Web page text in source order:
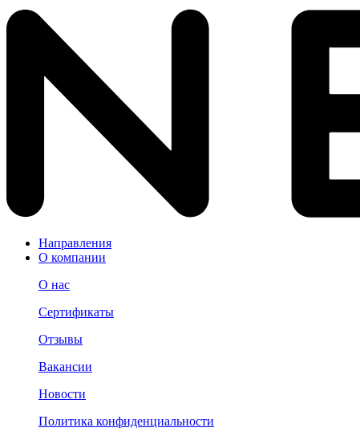
Направления
О компании
О нас
Сертификаты
Отзывы
Вакансии
Новости
Политика конфиденциальности